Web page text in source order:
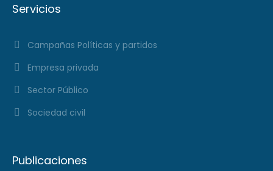
Servicios
Campañas Políticas y partidos
Empresa privada
Sector Público
Sociedad civil
Publicaciones